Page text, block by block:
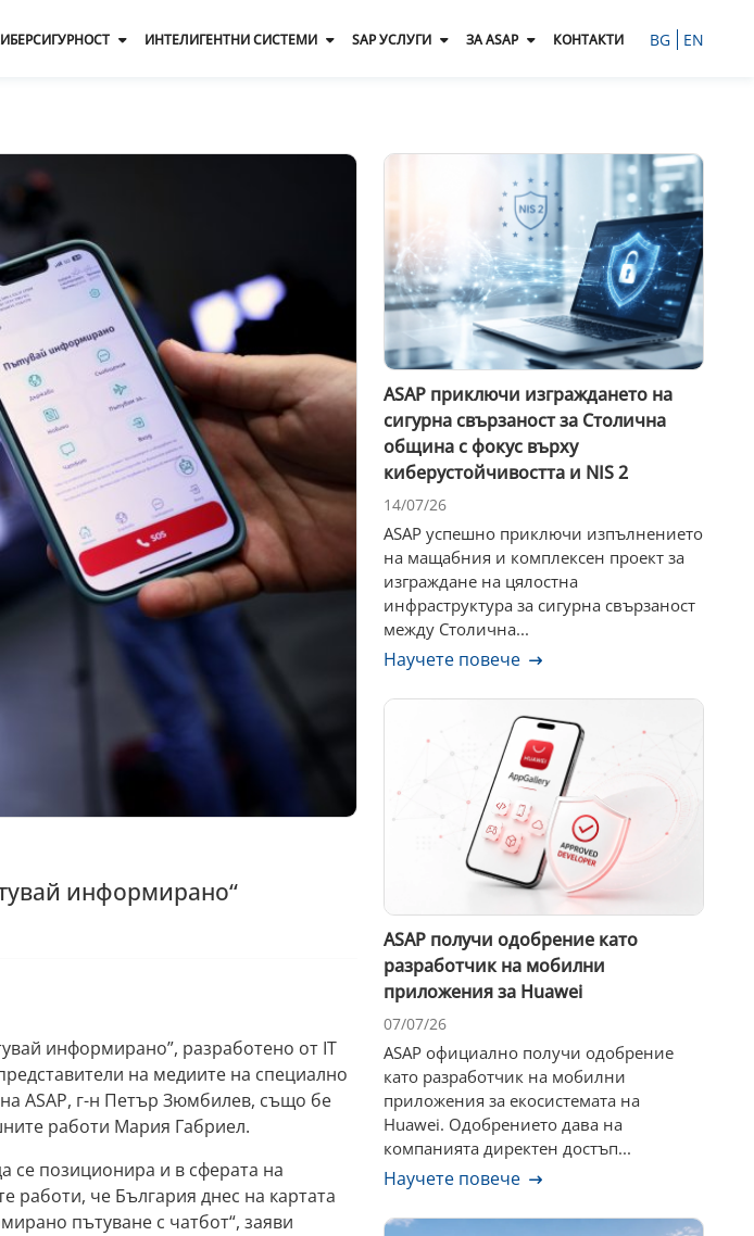
ИНТЕЛИГЕНТНИ СИСТЕМИ SAP УСЛУГИ ЗА ASAP КОНТАКТИ BG EN
информирано“
информирано”, разработено от IT
на медиите на специално
ASAP, г-н Петър Зюмбилев, също бе
работи Мария Габриел.
се позиционира и в сферата на
работи, че България днес на картата
пътуване с чатбот“, заяви
ASAP приключи изграждането на
сигурна свързаност за Столична
община с фокус върху
киберустойчивостта и NIS 2
14/07/26
ASAP успешно приключи изпълнението
на мащабния и комплексен проект за
изграждане на цялостна
инфраструктура за сигурна свързаност
между Столична...
Научете повече
ASAP получи одобрение като
разработчик на мобилни
приложения за Huawei
07/07/26
ASAP официално получи одобрение
като разработчик на мобилни
приложения за екосистемата на
Huawei. Одобрението дава на
компанията директен достъп...
Научете повече